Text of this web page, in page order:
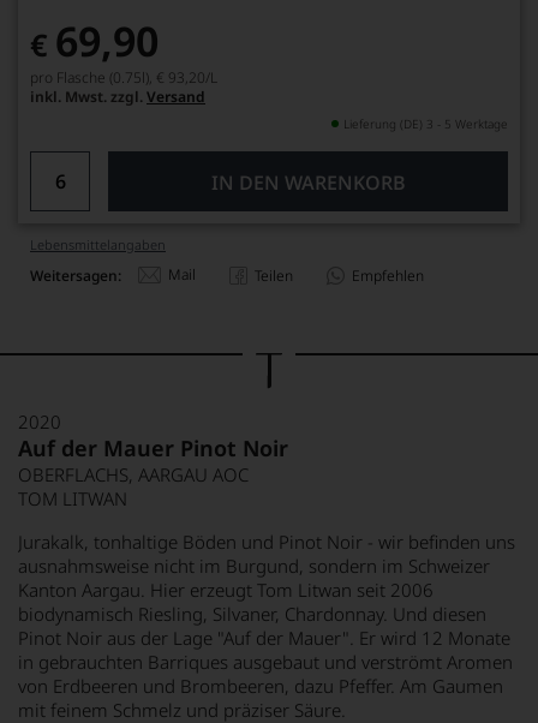
€ 69,90
pro Flasche (0.75l), € 93,20/L
inkl. Mwst. zzgl. Versand
Lieferung (DE) 3 - 5 Werktage
IN DEN WARENKORB
Lebensmittel­angaben
Weitersagen: Mail Teilen Empfehlen
2020
Auf der Mauer Pinot Noir
OBERFLACHS, AARGAU AOC
TOM LITWAN
Jurakalk, tonhaltige Böden und Pinot Noir - wir befinden uns
ausnahmsweise nicht im Burgund, sondern im Schweizer
Kanton Aargau. Hier erzeugt Tom Litwan seit 2006
biodynamisch Riesling, Silvaner, Chardonnay. Und diesen
Pinot Noir aus der Lage "Auf der Mauer". Er wird 12 Monate
in gebrauchten Barriques ausgebaut und verströmt Aromen
von Erdbeeren und Brombeeren, dazu Pfeffer. Am Gaumen
mit feinem Schmelz und präziser Säure.